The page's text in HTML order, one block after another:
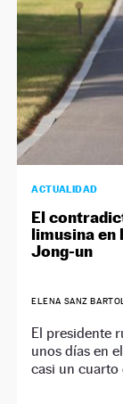
ACTUALIDAD
El
limusina en
Jong-un
ELENA SANZ
El presidente
unos días en
casi un cuarto